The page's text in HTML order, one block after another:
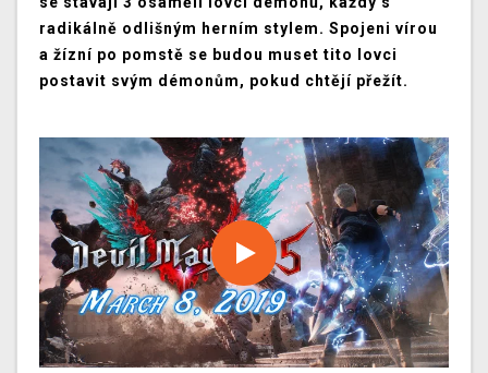
radikálně odlišným herním stylem. Spojeni vírou
a žízní po pomstě se budou muset tito lovci
postavit svým démonům, pokud chtějí přežít.